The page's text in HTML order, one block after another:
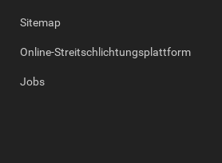
Sitemap
Online-Streitschlichtungsplattform
Jobs